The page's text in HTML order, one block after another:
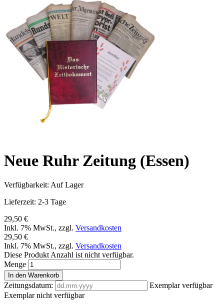
Neue Ruhr Zeitung (Essen)
Verfügbarkeit: Auf Lager
Lieferzeit: 2-3 Tage
29,50 €
Inkl. 7% MwSt., zzgl. Versandkosten
29,50 €
Inkl. 7% MwSt., zzgl. Versandkosten
Diese Produkt Anzahl ist nicht verfügbar.
Menge
In den Warenkorb
Zeitungsdatum:
Exemplar verfügbar
Exemplar nicht verfügbar